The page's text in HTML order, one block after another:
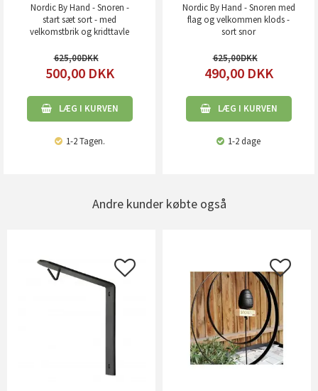
Nordic By Hand - Snoren -
start sæt sort - med
velkomstbrik og kridttavle
625,00
500,00 DKK
LÆG I KURVEN
1-2 Tagen.
Nordic By Hand - Snoren med
flag og velkommen klods -
sort snor
625,00
490,00 DKK
LÆG I KURVEN
1-2 dage
Andre kunder købte også